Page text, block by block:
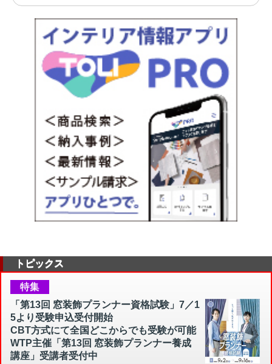
トピックス
特集
「第13回 窓装飾プランナー資格試験」7／1
5より受験申込受付開始
CBT方式にて全国どこからでも受験が可能
WTP主催「第13回 窓装飾プランナー養成
講座」受講者受付中